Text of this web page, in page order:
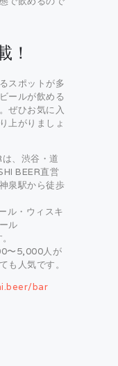
！
スポットが多
ールが飲める
ぜひお気に入
上がりましょ
、渋谷・道
BEER直営
泉駅から徒歩
ル・ウィスキ
ル
〜5,000人が
も人気です。
bar